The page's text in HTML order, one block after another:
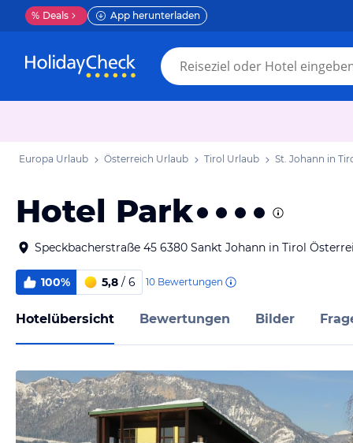
% Deals App herunterladen
Europa Urlaub Österreich Urlaub Tirol Urlaub St. Johann in
Hotel Park
Speckbacherstraße 45 6380 Sankt Johann in Tirol
100% 5,8 / 6 10 Bewertungen
Hotelübersicht Bewertungen Bilder